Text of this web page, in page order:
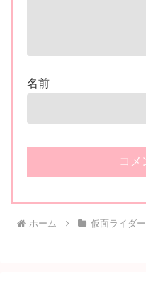
名前
ホーム 仮面ライダー